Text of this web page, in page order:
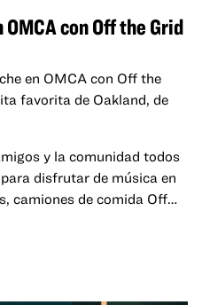
con Off the Grid
en OMCA con Off the
favorita de Oakland, de
y la comunidad todos
disfrutar de música en
camiones de comida Off